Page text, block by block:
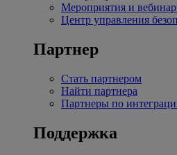
Мероприятия и
Центр управления
Партнер
Стать партнером
Найти партнера
Партнеры по
Поддержка